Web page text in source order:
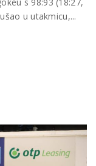
u utakmicu,...